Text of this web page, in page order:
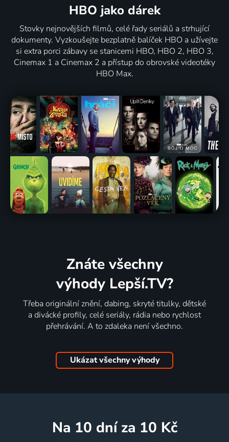
HBO jako dárek
Stovky nejnovějších filmů, celé řady seriálů a strhující
dokumenty. Vyzkoušejte bezplatně balíček HBO a užívejte
si extra porci zábavy se stanicemi HBO, HBO 2, HBO 3,
Cinemax 1 a Cinemax 2 a přístup do obrovské videotéky
HBO Max.
Znáte všechny
výhody Lepší.TV?
Třeba originální znění, dabing, skryté titulky, dětské
a divácké profily, celé seriály, rádia nebo rychlost
přehrávání. A to zdaleka není všechno.
Ukázat všechny výhody
na 10 dní za 10 Kč